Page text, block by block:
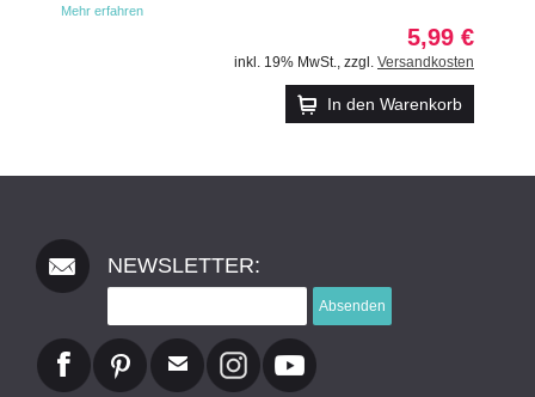
Mehr erfahren
5,99 €
inkl. 19% MwSt. zzgl. Versandkosten
In den Warenkorb
NEWSLETTER:
Absenden